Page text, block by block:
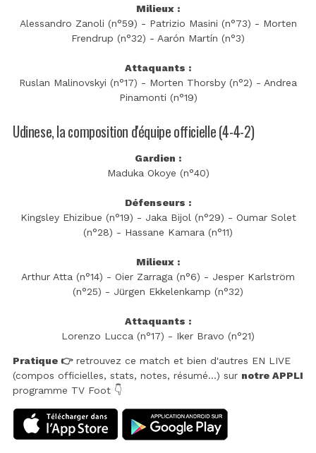
Milieux :
Alessandro Zanoli (n°59) - Patrizio Masini (n°73) - Morten
Frendrup (n°32) - Aarón Martín (n°3)
Attaquants :
Ruslan Malinovskyi (n°17) - Morten Thorsby (n°2) - Andrea
Pinamonti (n°19)
Udinese, la composition d'équipe officielle (4-4-2)
Gardien :
Maduka Okoye (n°40)
Défenseurs :
Kingsley Ehizibue (n°19) - Jaka Bijol (n°29) - Oumar Solet
(n°28) - Hassane Kamara (n°11)
Milieux :
Arthur Atta (n°14) - Oier Zarraga (n°6) - Jesper Karlström
(n°25) - Jürgen Ekkelenkamp (n°32)
Attaquants :
Lorenzo Lucca (n°17) - Iker Bravo (n°21)
Pratique 👉retrouvez ce match et bien d'autres EN LIVE
(compos officielles, stats, notes, résumé...) sur notre APPLI
programme TV Foot 👇